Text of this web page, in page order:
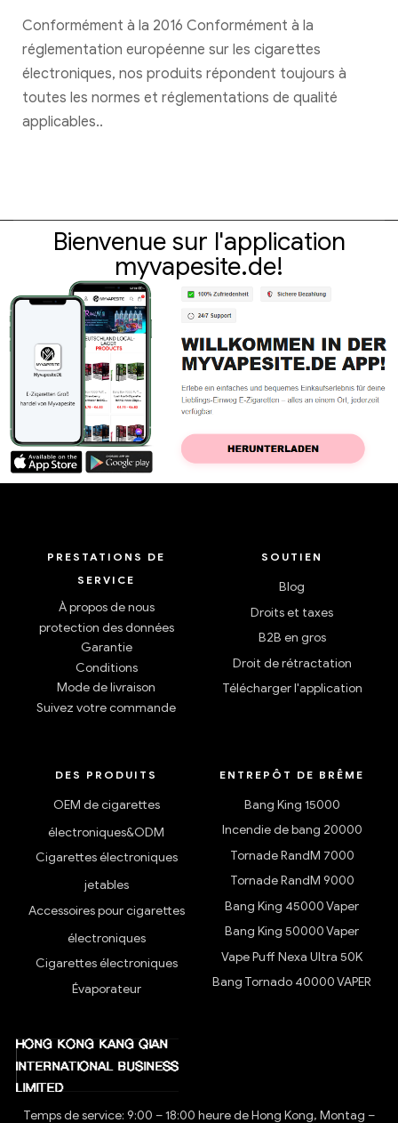
Conformément à la 2016 Conformément à la
réglementation européenne sur les cigarettes
électroniques, nos produits répondent toujours à
toutes les normes et réglementations de qualité
applicables..
Bienvenue sur l'application
myvapesite.de!
PRESTATIONS DE
SERVICE
À propos de nous
protection des données
Garantie
Conditions
Mode de livraison
Suivez votre commande
SOUTIEN
Blog
Droits et taxes
B2B en gros
Droit de rétractation
Télécharger l'application
DES PRODUITS
OEM de cigarettes
électroniques&ODM
Cigarettes électroniques
jetables
Accessoires pour cigarettes
électroniques
Cigarettes électroniques
Évaporateur
ENTREPÔT DE BRÊME
Bang King 15000
Incendie de bang 20000
Tornade RandM 7000
Tornade RandM 9000
Bang King 45000 Vaper
Bang King 50000 Vaper
Vape Puff Nexa Ultra 50K
Bang Tornado 40000 VAPER
Temps de service: 9:00 – 18:00 heure de Hong Kong, Montag –